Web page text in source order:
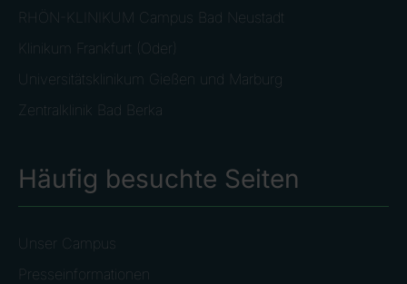
RHÖN-KLINIKUM Campus Bad Neustadt
Klinikum Frankfurt (Oder)
Universitätsklinikum Gießen und Marburg
Zentralklinik Bad Berka
Häufig besuchte Seiten
Unser Campus
Presseinformationen